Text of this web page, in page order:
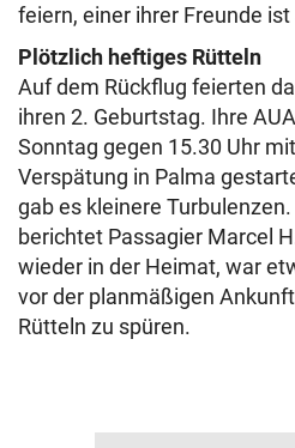
feiern, einer ihrer Freunde
Plötzlich heftiges Rütteln
Auf dem Rückflug feierten
ihren 2. Geburtstag. Ihre
Sonntag gegen 15.30 Uhr
Verspätung in Palma
gab es kleinere Turbulenzen.
berichtet Passagier Marcel
wieder in der Heimat, war
vor der planmäßigen
Rütteln zu spüren.